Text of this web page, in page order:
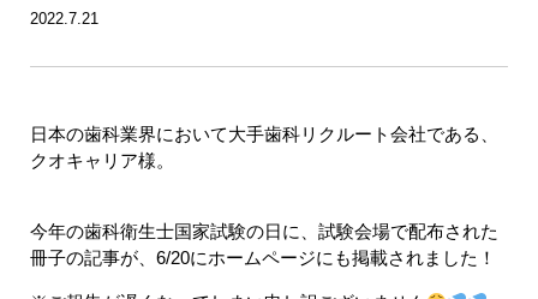
2022.7.21
日本の歯科業界において大手歯科リクルート会社である、
クオキャリア様。
今年の歯科衛生士国家試験の日に、試験会場で配布された
冊子の記事が、6/20にホームページにも掲載されました！